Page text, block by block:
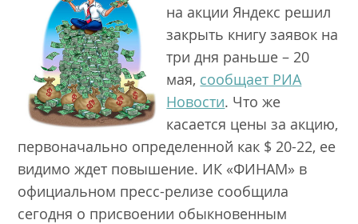
на акции Яндекс решил
закрыть книгу заявок на
три дня раньше – 20
мая, сообщает РИА
Новости. Что же
касается цены за акцию,
первоначально определенной как $ 20-22, ее
видимо ждет повышение. ИК «ФИНАМ» в
официальном пресс-релизе сообщила
сегодня о присвоении обыкновенным